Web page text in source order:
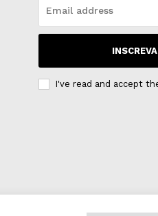
I've read and accept